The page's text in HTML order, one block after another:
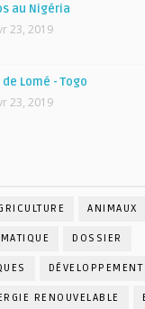
au Nigéria
23, 2019
Lomé - Togo
23, 2019
ANIMAUX
DOSSIER
RENOUVELABLE